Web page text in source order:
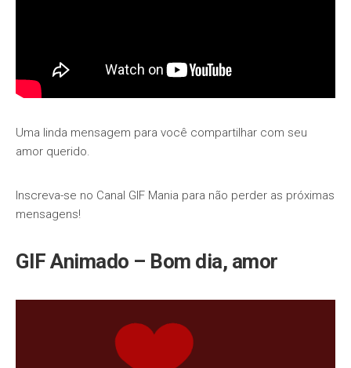
Uma linda mensagem para você compartilhar com seu
amor querido.
Inscreva-se no Canal GIF Mania para não perder as próximas
mensagens!
GIF Animado – Bom dia, amor